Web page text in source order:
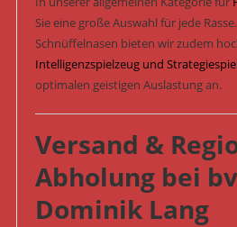
Sie eine große Auswahl für jede
Schnüffelnasen bieten wir zudem
Intelligenzspielzeug und
optimalen geistigen Auslastung an.
Versand &
Abholung bei
Dominik Lang